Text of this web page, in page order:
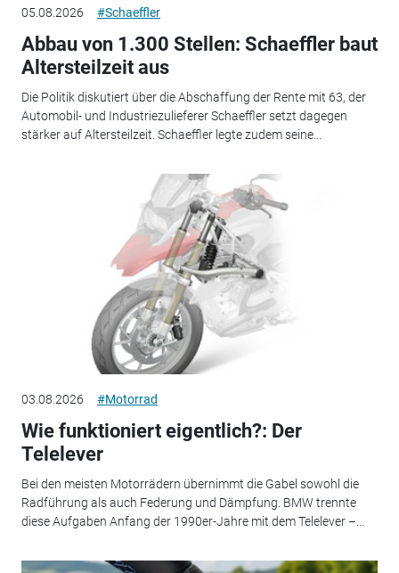
05.08.2026 #Schaeffler
Abbau von 1.300 Stellen: Schaeffler baut
Altersteilzeit aus
Die Politik diskutiert über die Abschaffung der Rente mit 63, der
Automobil- und Industriezulieferer Schaeffler setzt dagegen
stärker auf Altersteilzeit. Schaeffler legte zudem seine...
03.08.2026 #Motorrad
Wie funktioniert eigentlich?: Der
Telelever
Bei den meisten Motorrädern übernimmt die Gabel sowohl die
Radführung als auch Federung und Dämpfung. BMW trennte
diese Aufgaben Anfang der 1990er-Jahre mit dem Telelever –...